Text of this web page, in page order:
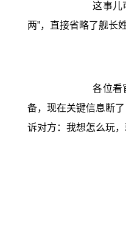
这事儿
两”，直接省略了舰长
各位看
备，现在关键信息断
诉对方：我想怎么玩